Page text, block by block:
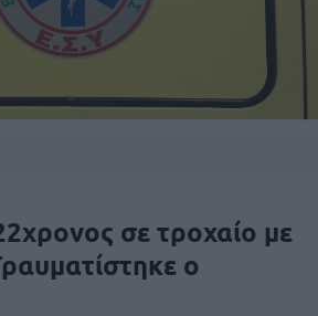
σε τροχαίο με
ο